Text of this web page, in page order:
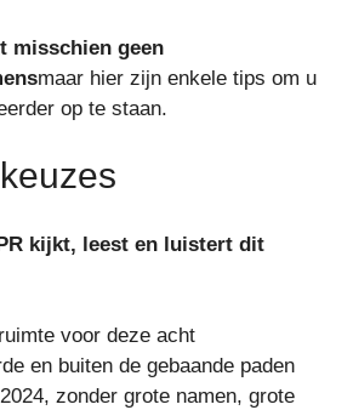
misschien geen
maar hier zijn enkele tips om u
op te staan.
kijkt, leest en luistert dit
voor deze acht
en buiten de gebaande paden
zonder grote namen, grote